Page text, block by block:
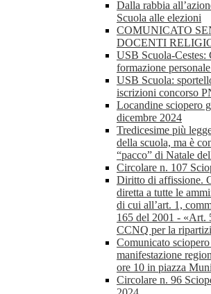
Dalla rabbia
Scuola alle elezioni
COMUNICATO
DOCENTI
USB Scuola-Cestes:
formazione
USB Scuola:
iscrizioni concorso
Locandine sciopero
dicembre 2024
Tredicesime più
della scuola, ma è
“pacco” di Natale
Circolare n. 107
Diritto di affissione.
diretta a tutte le
di cui all’art. 1,
165 del 2001 - «Art.
CCNQ per la
Comunicato
manifestazione
ore 10 in piazza
Circolare n. 96